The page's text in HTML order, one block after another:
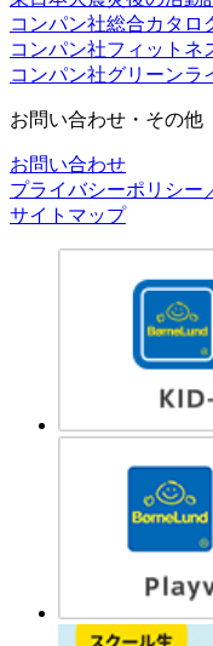
コンパン社総合カタロ
コンパン社フィットネ
コンパン社グリーンラ
お問い合わせ・その他
お問い合わせ
プライバシーポリシー
サイトマップ